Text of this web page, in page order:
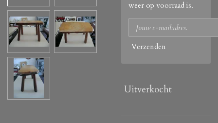
weer op voorraad is.
Verzenden
Uitverkocht